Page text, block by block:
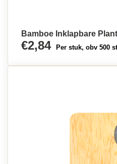
Bamboe Inklapbare
€2,84 Per stuk, obv 500